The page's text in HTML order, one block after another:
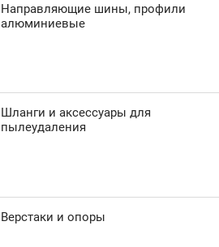
Направляющие шины, профили
алюминиевые
Шланги и аксессуары для
пылеудаления
Верстаки и опоры